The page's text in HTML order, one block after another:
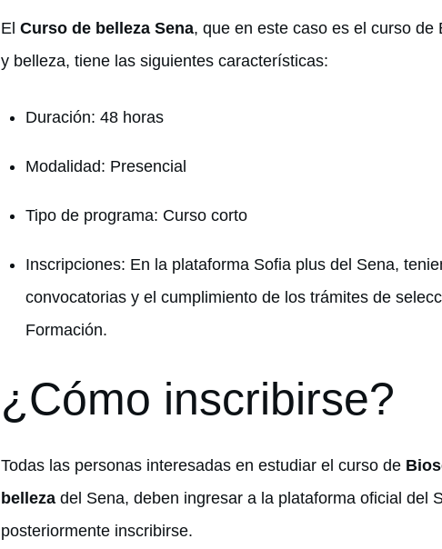
ElCurso de belleza Sena, que en este caso es el curso
y belleza, tiene las siguientes características:
Duración: 48 horas
Modalidad: Presencial
Tipo de programa: Curso corto
Inscripciones: En la plataforma Sofia plus del Sena,
convocatorias y el cumplimiento de los trámites de
Formación.
¿Cómo inscribirse?
Todas las personas interesadas en estudiar el curso de
belleza del Sena, deben ingresar a la plataforma oficial del
posteriormente inscribirse.